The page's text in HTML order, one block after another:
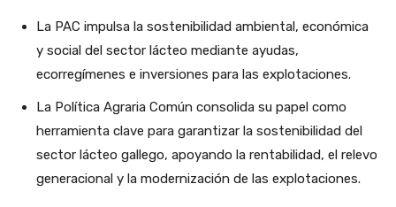
La PAC impulsa la sostenibilidad ambiental, económica
y social del sector lácteo mediante ayudas,
ecorregímenes e inversiones para las explotaciones.
La Política Agraria Común consolida su papel como
herramienta clave para garantizar la sostenibilidad del
sector lácteo gallego, apoyando la rentabilidad, el relevo
generacional y la modernización de las explotaciones.